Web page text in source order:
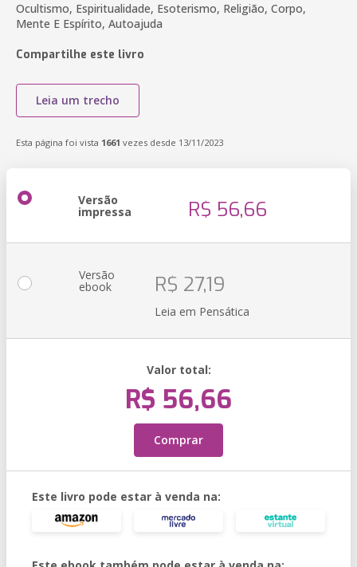
Ocultismo, Espiritualidade, Esoterismo, Religião, Corpo,
Mente E Espírito, Autoajuda
Compartilhe este livro
Leia um trecho
Esta página foi vista 1661 vezes desde 13/11/2023
Versão
impressa R$ 56,66
Versão
ebook R$ 27,19
Leia em Pensática
Valor total:
R$ 56,66
Comprar
Este livro pode estar à venda na: